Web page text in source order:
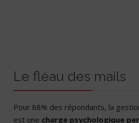
Le fléau des mails
Pour 88% des répondants, la
est une charge psychologique